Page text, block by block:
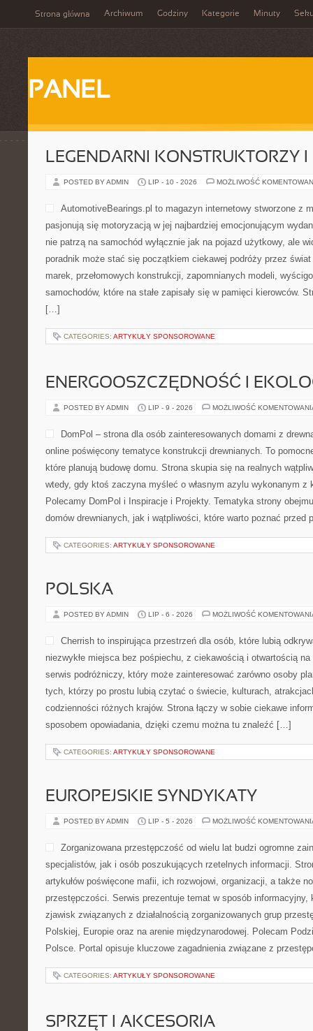
Strona główna Archiwum Godziny Kategorie Minuty
PANEL
LEGENDARNI KONSTRUKTORZY
POSTED BY ADMIN LIP - 10 - 2026 MOŻLIWOŚĆ
AutomotiveBearings.pl to magazyn internetowy stworzone z
pasjonują się motoryzacją w jej najbardziej emocjonującym
nie patrzą na samochód wyłącznie jak na pojazd użytkowy, ale
poradnik może stać się początkiem ciekawej podróży przez
marek, przełomowych konstrukcji, zapomnianych modeli,
samochodów, które na stałe zapisały się w pamięci kierowców.
[…]
CATEGORIES: ARTYKUŁY SPONSOROWANE
ENERGOOSZCZĘDNOŚĆ I
POSTED BY ADMIN LIP - 9 - 2026 MOŻLIWOŚĆ
DomPol – strona dla osób zainteresowanych domami z
online poświęcony tematyce konstrukcji drewnianych. To
które planują budowę domu. Strona skupia się na realnych
wtedy, gdy ktoś zaczyna myśleć o własnym azylu wykonanym z
Polecamy DomPol i Inspiracje i Projekty. Tematyka strony
domów drewnianych, jak i wątpliwości, które warto poznać przed
CATEGORIES: ARTYKUŁY SPONSOROWANE
POLSKA
POSTED BY ADMIN LIP - 6 - 2026 MOŻLIWOŚĆ
Cherrish to inspirująca przestrzeń dla osób, które lubią
niezwykłe miejsca bez pośpiechu, z ciekawością i otwartością
serwis podróżniczy, który może zainteresować zarówno osoby
tych, którzy po prostu lubią czytać o świecie, kulturach,
codzienności różnych krajów. Strona łączy w sobie ciekawe
sposobem opowiadania, dzięki czemu można tu znaleźć […]
CATEGORIES: ARTYKUŁY SPONSOROWANE
EUROPEJSKIE SYNDYKATY
POSTED BY ADMIN LIP - 5 - 2026 MOŻLIWOŚĆ
Zorganizowana przestępczość od wielu lat budzi ogromne
specjalistów, jak i osób poszukujących rzetelnych informacji.
artykułów poświęcone mafii, ich rozwojowi, organizacji, a także
przestępczości. Serwis prezentuje temat w sposób informacyjny,
zjawisk związanych z działalnością zorganizowanych grup
Polskiej, Europie oraz na arenie międzynarodowej. Polecam
Polsce. Portal opisuje kluczowe zagadnienia związane z
CATEGORIES: ARTYKUŁY SPONSOROWANE
SPRZĘT I AKCESORIA